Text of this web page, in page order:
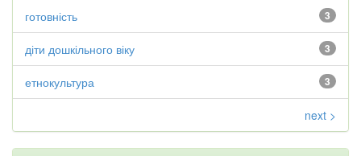
3
готовність
3
діти дошкільного віку
3
етнокультура
next >